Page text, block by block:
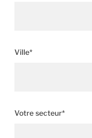
Ville*
Votre secteur*